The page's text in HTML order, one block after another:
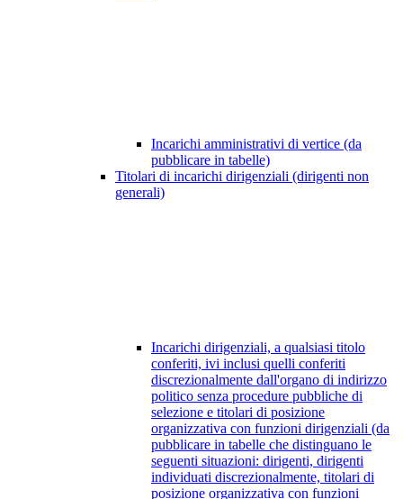
Incarichi amministrativi di vertice (da
pubblicare in tabelle)
Titolari di incarichi dirigenziali (dirigenti non
generali)
Incarichi dirigenziali, a qualsiasi titolo
conferiti, ivi inclusi quelli conferiti
discrezionalmente dall'organo di indirizzo
politico senza procedure pubbliche di
selezione e titolari di posizione
organizzativa con funzioni dirigenziali (da
pubblicare in tabelle che distinguano le
seguenti situazioni: dirigenti, dirigenti
individuati discrezionalmente, titolari di
posizione organizzativa con funzioni